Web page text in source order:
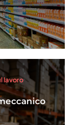
lavoro